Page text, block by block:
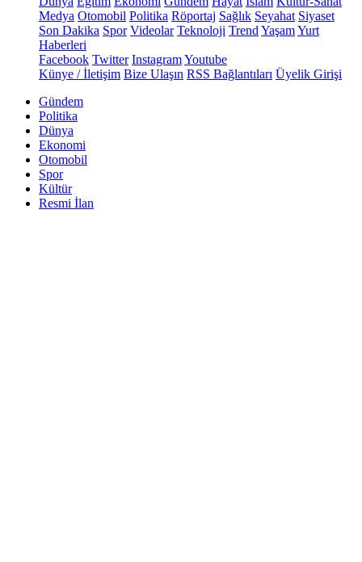
Medya Otomobil Politika Röportaj Sağlık Seyahat Siyaset
Son Dakika Spor Videolar Teknoloji Trend YaşamYurt
Haberleri
Facebook Twitter InstagramYoutube
Künye / İletişim Bize Ulaşın RSS Bağlantıları Üyelik Girişi
Gündem
Politika
Dünya
Ekonomi
Otomobil
Spor
Kültür
Resmi İlan